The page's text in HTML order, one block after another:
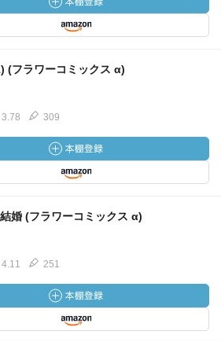
(フラワーコミックス α)
3.78 309
婚 (フラワーコミックス α)
4.11 251